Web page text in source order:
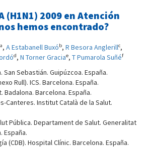
(H1N1) 2009 en Atención
hemos encontrado?
a, A Estabanell Buxób, R Besora Anglerillc,
d, N Torner Graciae, T Pumarola Suñéf
Sebastián. Guipúzcoa. España.
Rull). ICS. Barcelona. España.
Badalona. Barcelona. España.
Canteres. Institut Català de la Salut.
Pública. Departament de Salut. Generalitat
España.
(CDB). Hospital Clínic. Barcelona. España.